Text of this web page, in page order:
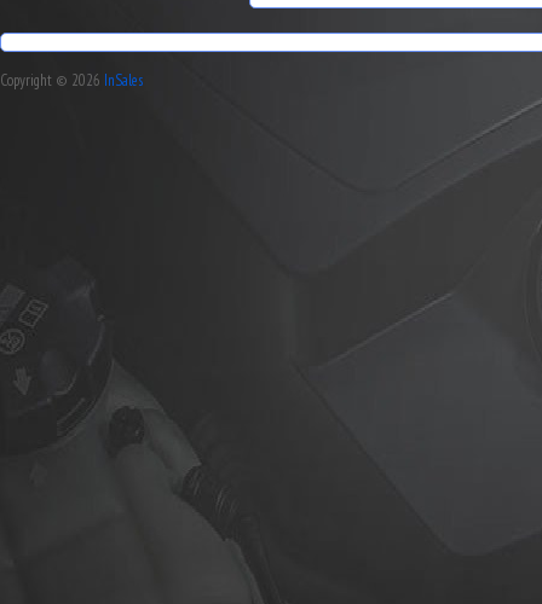
Copyright © 2026 InSales